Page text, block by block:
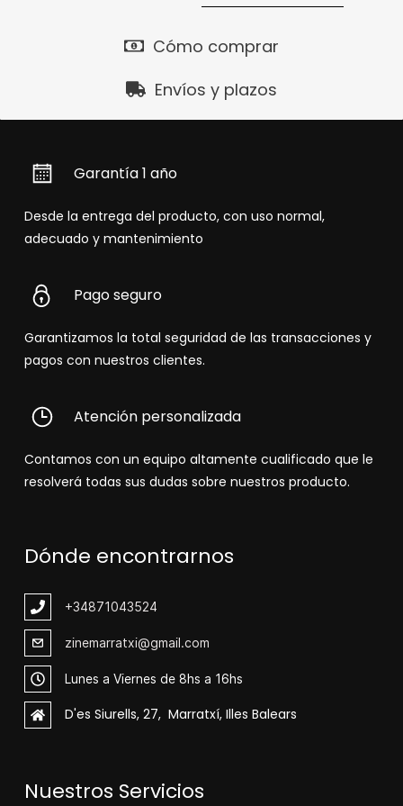
Cómo comprar
Envíos y plazos
Garantía 1 año
Desde la entrega del producto, con uso normal,
adecuado y mantenimiento
Pago seguro
Garantizamos la total seguridad de las transacciones y
pagos con nuestros clientes.
Atención personalizada
Contamos con un equipo altamente cualificado que le
resolverá todas sus dudas sobre nuestros producto.
Dónde encontrarnos
+34871043524
zinemarratxi@gmail.com
Lunes a Viernes de 8hs a 16hs
D'es Siurells, 27, Marratxí, Illes Balears
Nuestros Servicios